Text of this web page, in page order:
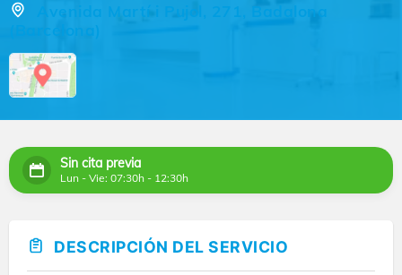
Avenida Martí i Pujol, 271, Badalona
(Barcelona)
Sin cita previa
Lun - Vie: 07:30h - 12:30h
DESCRIPCIÓN DEL SERVICIO